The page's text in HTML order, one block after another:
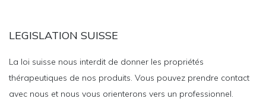
LEGISLATION SUISSE
La loi suisse nous interdit de donner les propriétés
thérapeutiques de nos produits. Vous pouvez prendre contact
avec nous et nous vous orienterons vers un professionnel.